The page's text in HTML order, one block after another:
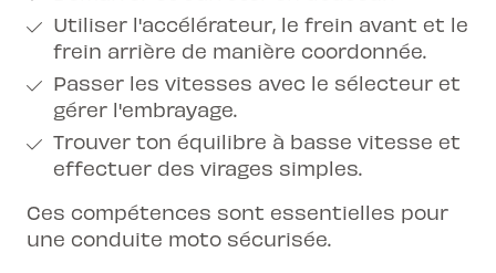
Utiliser l'accélérateur, le frein avant et le
frein arrière de manière coordonnée.
Passer les vitesses avec le sélecteur et
gérer l'embrayage.
Trouver ton équilibre à basse vitesse et
effectuer des virages simples.
Ces compétences sont essentielles pour
une conduite moto sécurisée.